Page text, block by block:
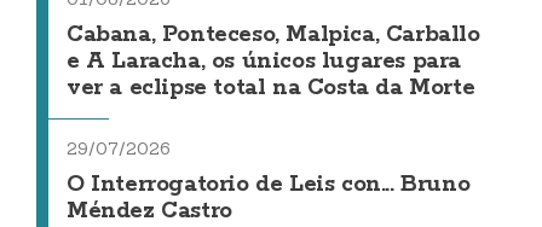
Cabana, Ponteceso, Malpica, Carballo
e A Laracha, os únicos lugares para
ver a eclipse total na Costa da Morte
29/07/2026
O Interrogatorio de Leis con... Bruno
Méndez Castro